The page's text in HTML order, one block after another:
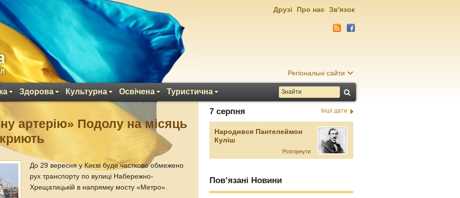
Регіональні сайти
Здорова Культурна Освічена Туристична
Друзі Про нас Зв'язок
артерію» Подолу на місяць
До 29 вересня у Києві буде частково обмежено
рух транспорту по вулиці Набережно-
Хрещатицькій в напрямку мосту «Метро».
7 серпня Інші дати
Народився Пантелеймон
Куліш
Розгорнути
Пов’язані Новини